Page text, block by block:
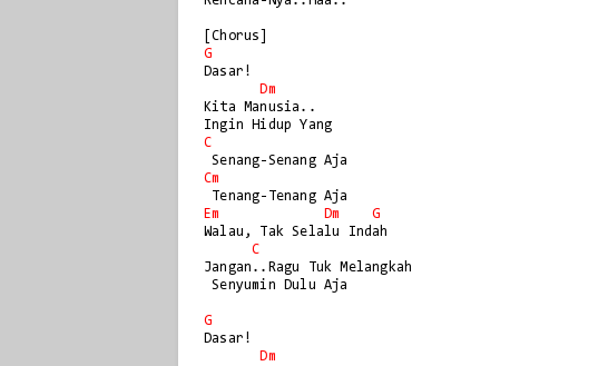
G
Dasar!
Dm
Kita Manusia..
C
Cm
Em
Dm
G
Walau, Tak Selalu Indah
C
Jangan..Ragu Tuk Melangkah
Senyumin Dulu Aja
G
Dasar!
Dm